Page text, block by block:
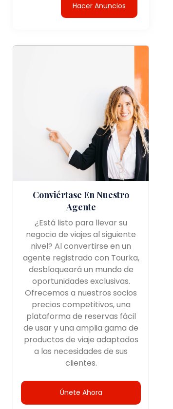
Hacer Anuncios
Conviértase En Nuestro
Agente
¿Está listo para llevar su
negocio de viajes al siguiente
nivel? Al convertirse en un
agente registrado con Tourka,
desbloqueará un mundo de
oportunidades exclusivas.
Ofrecemos a nuestros socios
precios competitivos, una
plataforma de reservas fácil
de usar y una amplia gama de
productos de viaje adaptados
a las necesidades de sus
clientes.
Únete Ahora